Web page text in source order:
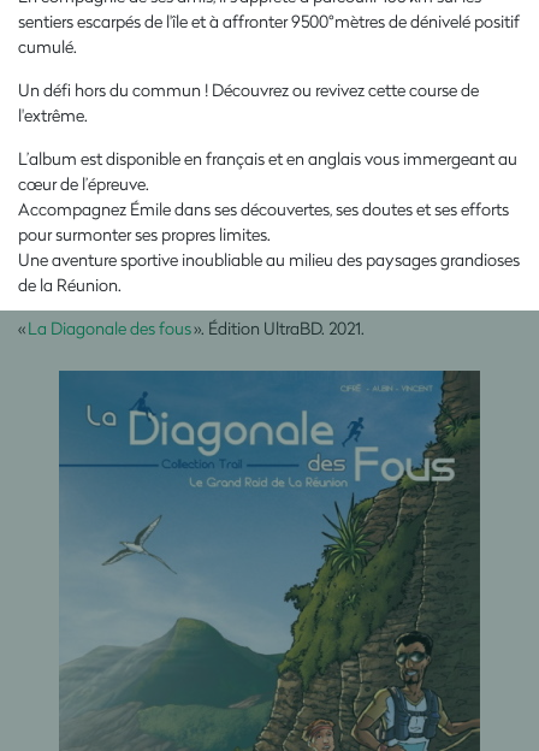
sentiers escarpés de l'île et à affronter 9500°mètres de dénivelé positif
cumulé.
Un défi hors du commun ! Découvrez ou revivez cette course de
l'extrême.
L’album est disponible en français et en anglais vous immergeant au
cœur de l’épreuve.
Accompagnez Émile dans ses découvertes, ses doutes et ses efforts
pour surmonter ses propres limites.
Une aventure sportive inoubliable au milieu des paysages grandioses
de la Réunion.
«La Diagonale des fous». Édition UltraBD. 2021.